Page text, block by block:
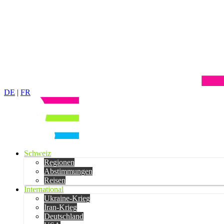
DE | FR
Schweiz
Regionen
Abstimmungen
Reisen
International
Ukraine-Krieg
Iran-Krieg
Deutschland